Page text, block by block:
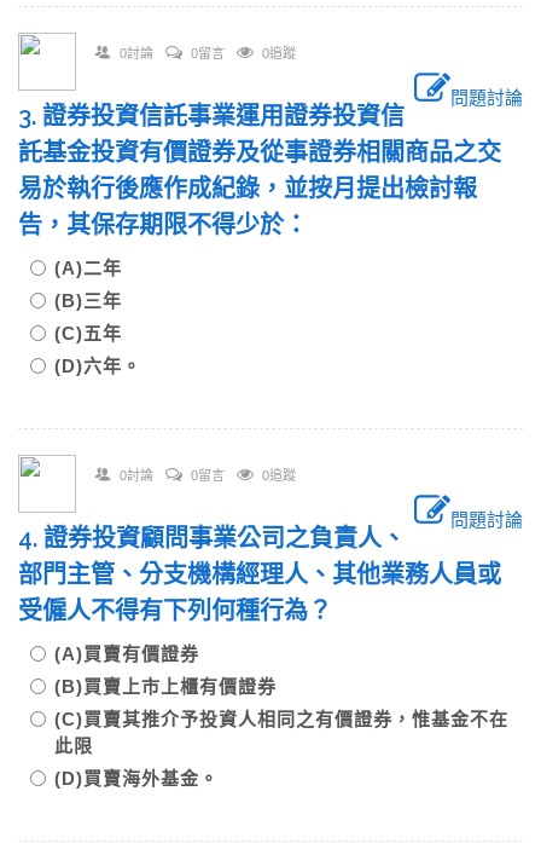
0討論 0留言 0追蹤
問題討論
3. 證券投資信託事業運用證券投資信
託基金投資有價證券及從事證券相關商品之交
易於執行後應作成紀錄，並按月提出檢討報
告，其保存期限不得少於：
(A)二年
(B)三年
(C)五年
(D)六年。
0討論 0留言 0追蹤
問題討論
4. 證券投資顧問事業公司之負責人、
部門主管、分支機構經理人、其他業務人員或
受僱人不得有下列何種行為？
(A)買賣有價證券
(B)買賣上市上櫃有價證券
(C)買賣其推介予投資人相同之有價證券，惟基金不在
此限
(D)買賣海外基金。